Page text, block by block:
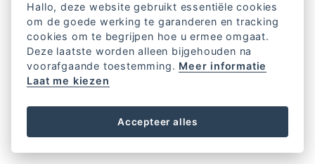
Hallo, deze website gebruikt essentiële cookies
om de goede werking te garanderen en tracking
cookies om te begrijpen hoe u ermee omgaat.
Deze laatste worden alleen bijgehouden na
voorafgaande toestemming. Meer informatie
Laat me kiezen
Accepteer alles